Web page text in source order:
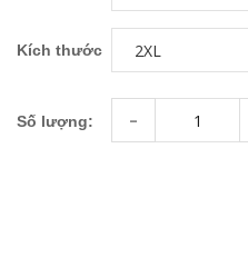
Kích thước
Số lượng: -